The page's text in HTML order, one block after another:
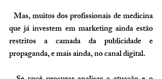
que já investem em marketing ainda estão
restritos a camada da publicidade e
propaganda, e mais ainda, no canal digital.